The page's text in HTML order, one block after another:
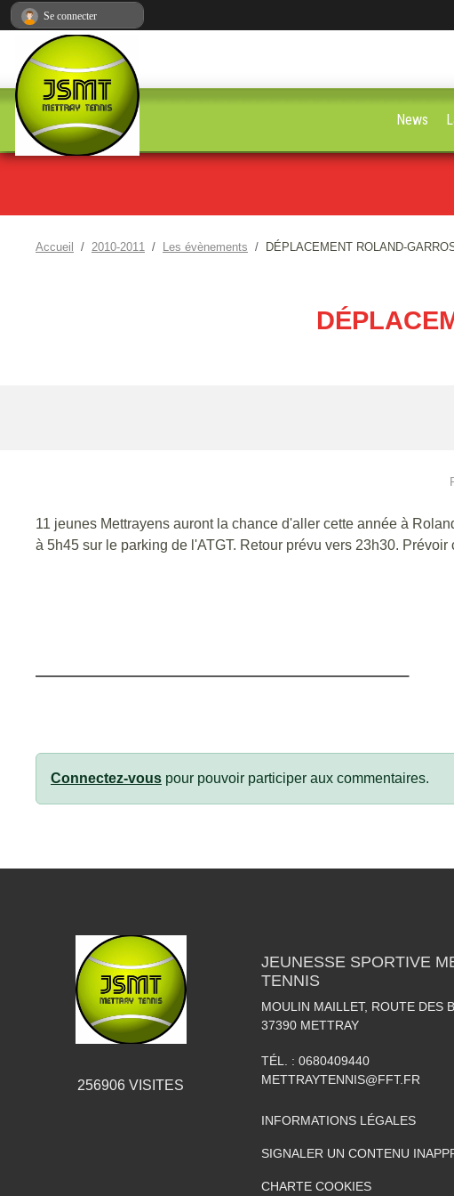
Accueil 2010-2011 Les évènements DÉPLACEMENT ROLAND-
11 jeunes Mettrayens auront la chance d'aller cette année à
à 5h45 sur le parking de l'ATGT. Retour prévu vers 23h30. Prévoir
Connectez-vous pour pouvoir participer aux commentaires.
News
256906 VISITES
JEUNESSE SPORTIVE
TENNIS
MOULIN MAILLET, ROUTE DES
37390 METTRAY
TÉL. : 0680409440
METTRAYTENNIS@FFT.FR
INFORMATIONS LÉGALES
SIGNALER UN CONTENU
CHARTE COOKIES
Se connecter
Panneau de gestion des cookies